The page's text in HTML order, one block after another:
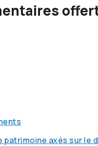
axés sur le